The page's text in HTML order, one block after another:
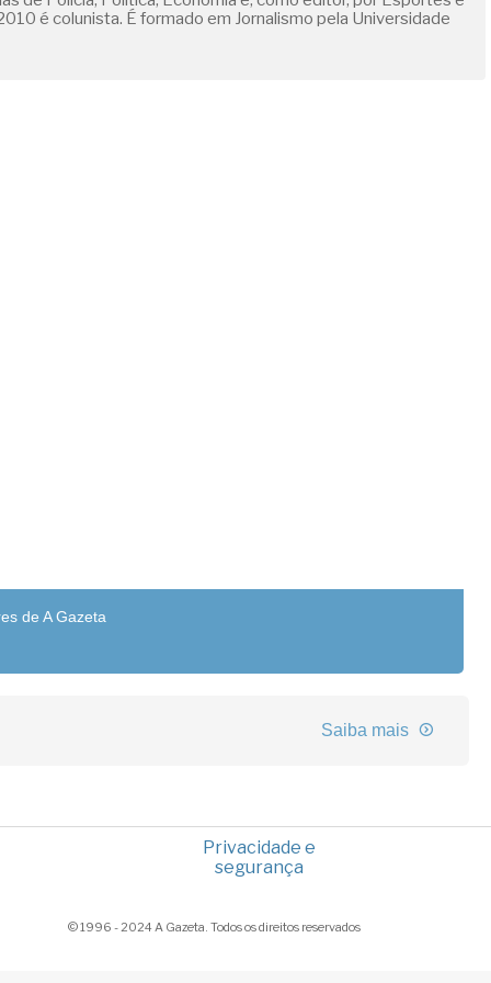
é colunista. É formado em Jornalismo pela Universidade
de A Gazeta
Saiba mais
Privacidade e
segurança
© 1996 - 2024 A Gazeta. Todos os direitos reservados